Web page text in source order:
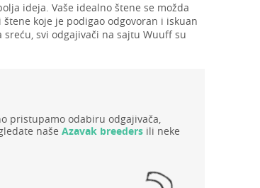
ideja. Vaše idealno štene se možda
koje je podigao odgovoran i iskuan
svi odgajivači na sajtu Wuuff su
pristupamo odabiru odgajivača,
naše Azavak breeders ili neke